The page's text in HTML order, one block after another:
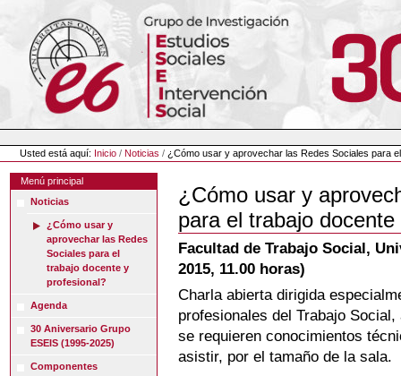
contenido.
navegación
Herramientas
Personales
Usted está aquí: Inicio /Noticias / ¿Cómo usar y aprovechar las Redes Sociales para
Menú principal
Noticias
¿Cómo usar y
aprovechar las Redes
Sociales para el
trabajo docente y
profesional?
Agenda
30 Aniversario Grupo
ESEIS (1995-2025)
Componentes
¿Cómo usar y
para el trabajo
Facultad de Trabajo Social,
2015, 11.00 horas)
Charla abierta dirigida
profesionales del Trabajo
se requieren conocimientos
asistir, por el tamaño de la sala.